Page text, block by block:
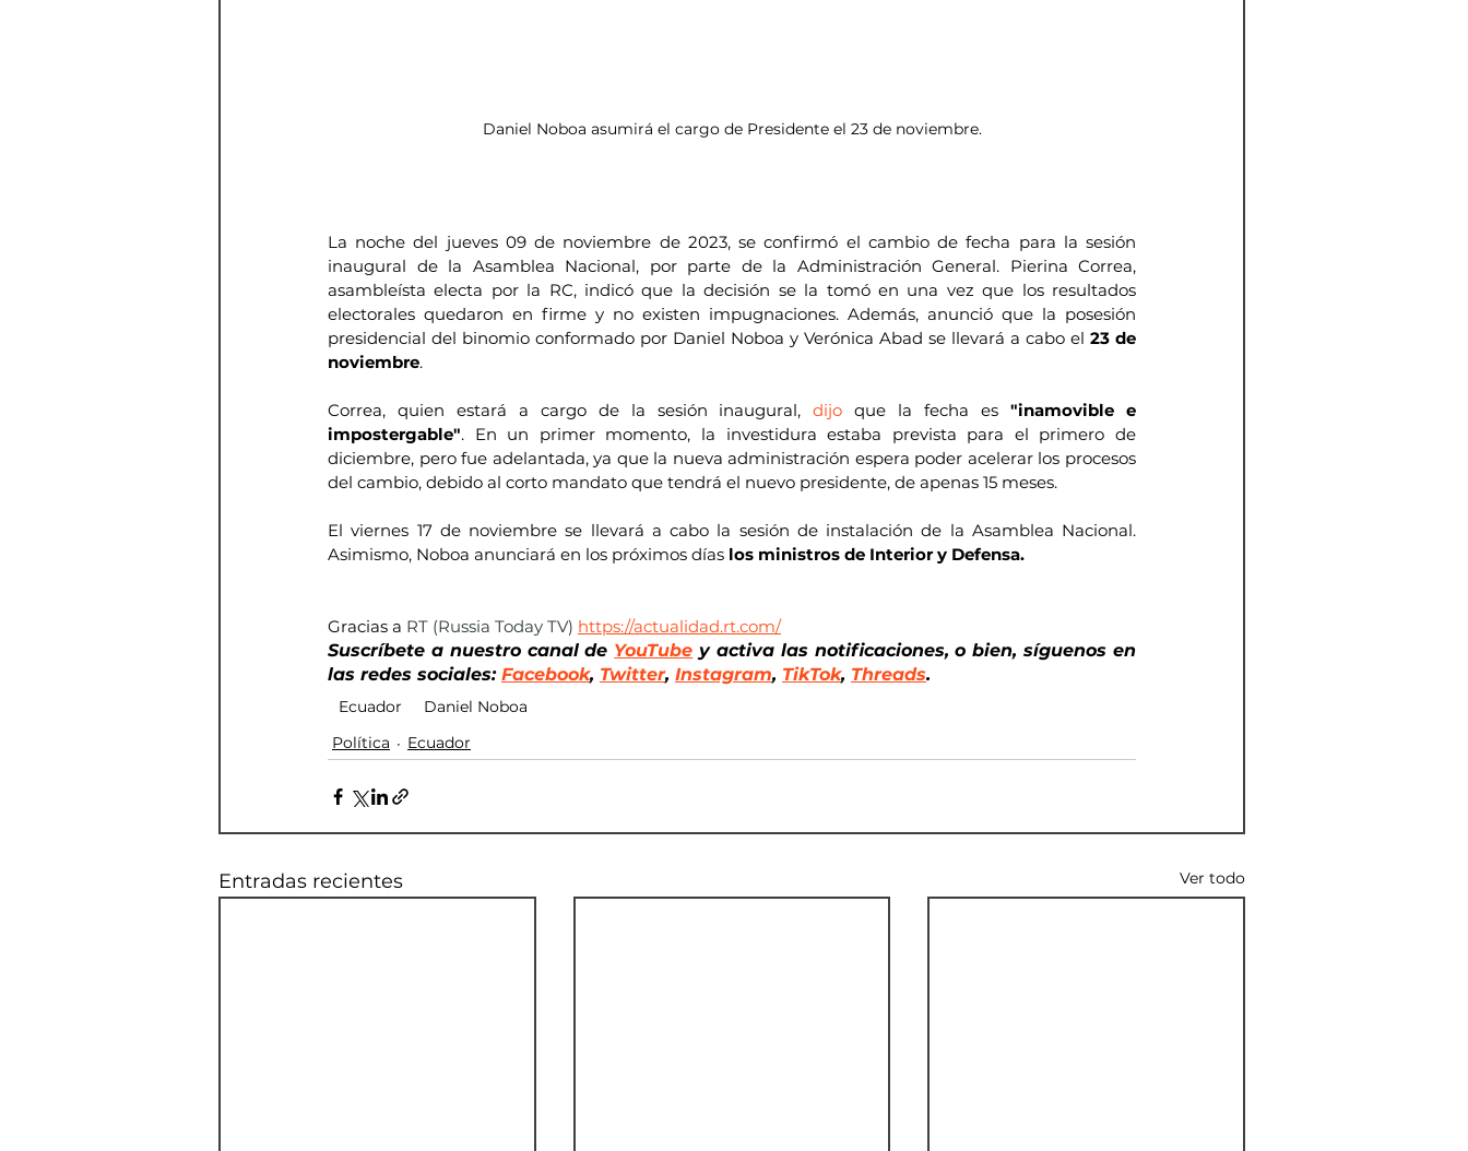
Daniel Noboa asumirá el cargo de Presidente el 23 de noviembre.
La noche del jueves 09 de noviembre de 2023, se confirmó el cambio de fecha para la sesión
inaugural de la Asamblea Nacional, por parte de la Administración General. Pierina Correa,
asambleísta electa por la RC, indicó que la decisión se la tomó en una vez que los resultados
electorales quedaron en firme y no existen impugnaciones. Además, anunció que la posesión
presidencial del binomio conformado por Daniel Noboa y Verónica Abad se llevará a cabo el 23 de
noviembre.
Correa, quien estará a cargo de la sesión inaugural, dijo que la fecha es "inamovible e
impostergable". En un primer momento, la investidura estaba prevista para el primero de
diciembre, pero fue adelantada, ya que la nueva administración espera poder acelerar los procesos
del cambio, debido al corto mandato que tendrá el nuevo presidente, de apenas 15 meses.
El viernes 17 de noviembre se llevará a cabo la sesión de instalación de la Asamblea Nacional.
Asimismo, Noboa anunciará en los próximos días los ministros de Interior y Defensa.
Gracias a RT (Russia Today TV) https://actualidad.rt.com/
Suscríbete a nuestro canal de YouTube y activa las notificaciones, o bien, síguenos en
las redes sociales: Facebook, Twitter, Instagram, TikTok, Threads.
Ecuador
Daniel Noboa
Política
Ecuador
Entradas recientes Ver todo